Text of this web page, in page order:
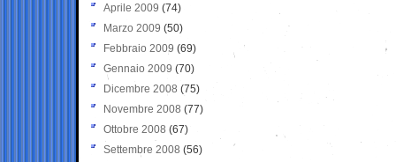
Aprile 2009 (74)
Marzo 2009 (50)
Febbraio 2009 (69)
Gennaio 2009 (70)
Dicembre 2008 (75)
Novembre 2008 (77)
Ottobre 2008 (67)
Settembre 2008 (56)